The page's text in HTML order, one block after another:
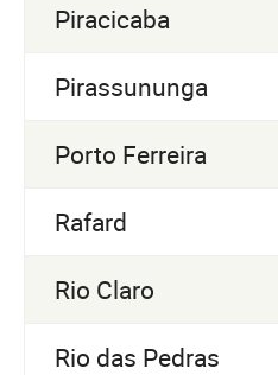
Piracicaba
Pirassununga
Porto Ferreira
Rafard
Rio Claro
Rio das Pedras